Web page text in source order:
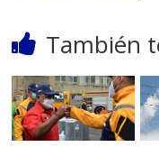
También